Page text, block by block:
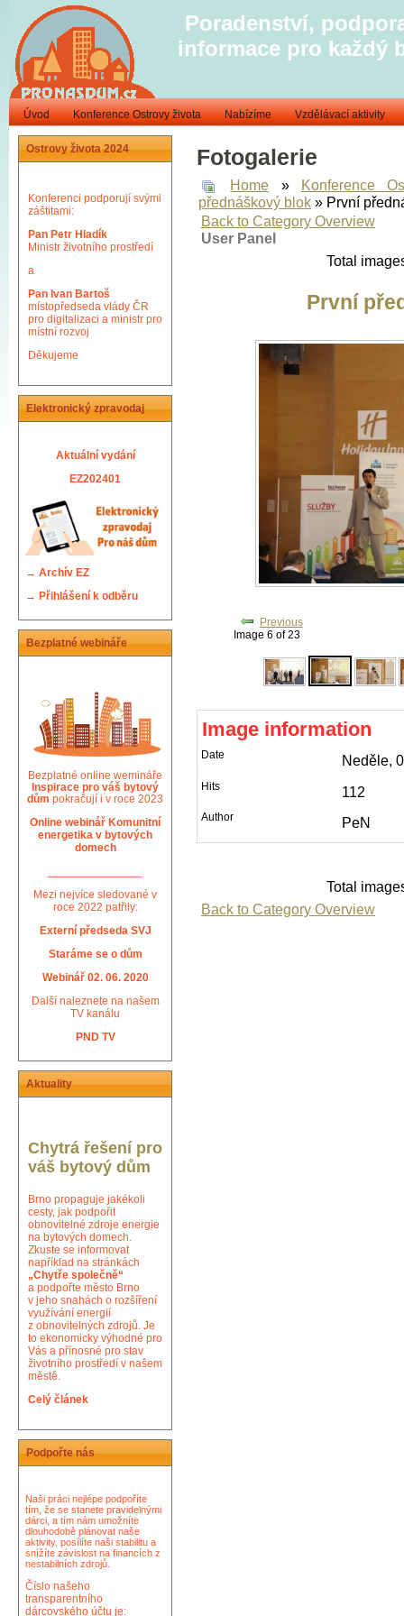
Poradenství,
informace pro každý
Úvod Konference Ostrovy života Nabízíme Vzdělávací aktivity
Ostrovy života 2024
Konferenci podporují svými
záštitami:
Pan Petr Hladík
Ministr životního prostředí
a
Pan Ivan Bartoš
místopředseda vlády ČR
pro digitalizaci a ministr pro
místní rozvoj
Děkujeme
Elektronický zpravodaj
Aktuální vydání
EZ202401
→ Archív EZ
→ Přihlášení k odběru
Bezplatné webináře
Bezplatné online wemináře
Inspirace pro váš bytový
dům pokračují i v roce 2023
Online webinář Komunitní
energetika v bytových
domech
Mezi nejvíce sledované v
roce 2022 patřily:
Externí předseda SVJ
Staráme se o dům
Webinář 02. 06. 2020
Další naleznete na našem
TV kanálu
PND TV
Aktuality
Chytrá řešení pro
váš bytový dům
Brno propaguje jakékoli
cesty, jak podpořit
obnovitelné zdroje energie
na bytových domech.
Zkuste se informovat
například na stránkách
„Chytře společně“
a podpořte město Brno
v jeho snahách o rozšíření
využívání energií
z obnovitelných zdrojů. Je
to ekonomicky výhodné pro
Vás a přínosné pro stav
životního prostředí v našem
městě.
Celý článek
Podpořte nás
Naši práci nejlépe podpoříte
tím, že se stanete pravidelnými
dárci, a tím nám umožníte
dlouhodobě plánovat naše
aktivity, posílíte naši stabilitu a
snížíte závislost na financích z
nestabilních zdrojů.
Číslo našeho
transparentního
dárcovského účtu je:
Fotogalerie
Home » Konference
přednáškový blok » První
Back to Category Overview
User Panel
Total
První
Previous
Image 6 of 23
Image information
Date Neděle,
Hits 112
Author PeN
Total
Back to Category Overview